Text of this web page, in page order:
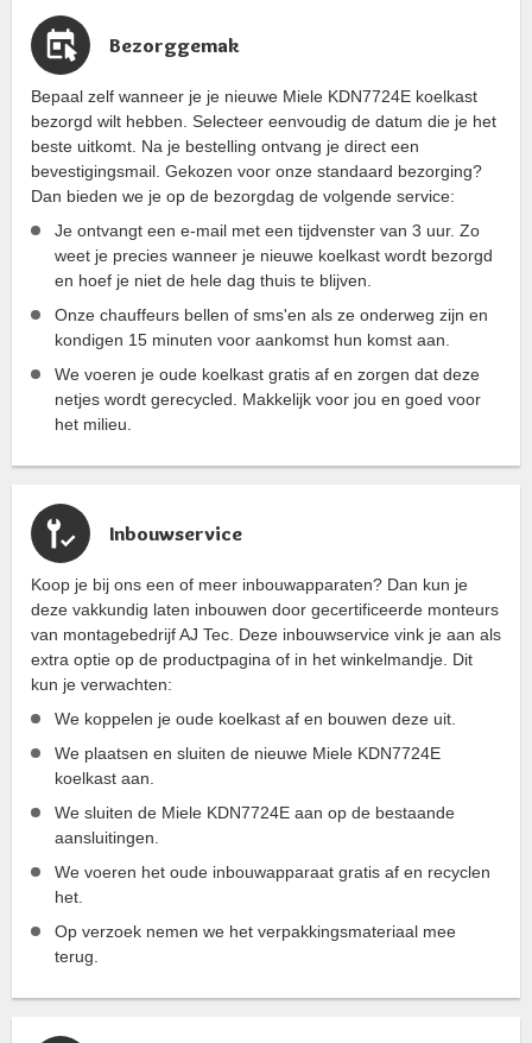
Bezorggemak
Bepaal zelf wanneer je je nieuwe Miele KDN7724E koelkast
bezorgd wilt hebben. Selecteer eenvoudig de datum die je het
beste uitkomt. Na je bestelling ontvang je direct een
bevestigingsmail. Gekozen voor onze standaard bezorging?
Dan bieden we je op de bezorgdag de volgende service:
Je ontvangt een e-mail met een tijdvenster van 3 uur. Zo
weet je precies wanneer je nieuwe koelkast wordt bezorgd
en hoef je niet de hele dag thuis te blijven.
Onze chauffeurs bellen of sms'en als ze onderweg zijn en
kondigen 15 minuten voor aankomst hun komst aan.
We voeren je oude koelkast gratis af en zorgen dat deze
netjes wordt gerecycled. Makkelijk voor jou en goed voor
het milieu.
Inbouwservice
Koop je bij ons een of meer inbouwapparaten? Dan kun je
deze vakkundig laten inbouwen door gecertificeerde monteurs
van montagebedrijf AJ Tec. Deze inbouwservice vink je aan als
extra optie op de productpagina of in het winkelmandje. Dit
kun je verwachten:
We koppelen je oude koelkast af en bouwen deze uit.
We plaatsen en sluiten de nieuwe Miele KDN7724E
koelkast aan.
We sluiten de Miele KDN7724E aan op de bestaande
aansluitingen.
We voeren het oude inbouwapparaat gratis af en recyclen
het.
Op verzoek nemen we het verpakkingsmateriaal mee
terug.